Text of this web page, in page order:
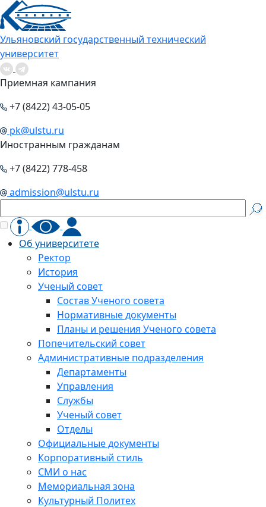
Ульяновский государственный технический
университет
Приемная кампания
+7 (8422) 43-05-05
pk@ulstu.ru
Иностранным гражданам
+7 (8422) 778-458
admission@ulstu.ru
Об университете
Ректор
История
Ученый совет
Состав Ученого совета
Нормативные документы
Планы и решения Ученого совета
Попечительский совет
Административные подразделения
Департаменты
Управления
Службы
Ученый совет
Отделы
Официальные документы
Корпоративный стиль
СМИ о нас
Мемориальная зона
Культурный Политех